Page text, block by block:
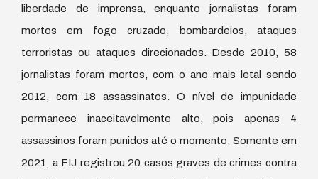
liberdade de imprensa, enquanto jornalistas foram
mortos em fogo cruzado, bombardeios, ataques
terroristas ou ataques direcionados. Desde 2010, 58
jornalistas foram mortos, com o ano mais letal sendo
2012, com 18 assassinatos. O nível de impunidade
permanece inaceitavelmente alto, pois apenas 4
assassinos foram punidos até o momento. Somente em
2021, a FIJ registrou 20 casos graves de crimes contra